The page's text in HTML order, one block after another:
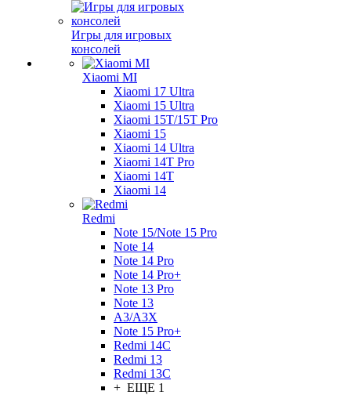
Игры для игровых
консолей
Xiaomi MI
Xiaomi 17 Ultra
Xiaomi 15 Ultra
Xiaomi 15T/15T Pro
Xiaomi 15
Xiaomi 14 Ultra
Xiaomi 14T Pro
Xiaomi 14T
Xiaomi 14
Redmi
Note 15/Note 15 Pro
Note 14
Note 14 Pro
Note 14 Pro+
Note 13 Pro
Note 13
A3/A3X
Note 15 Pro+
Redmi 14C
Redmi 13
Redmi 13C
+ ЕЩЕ 1